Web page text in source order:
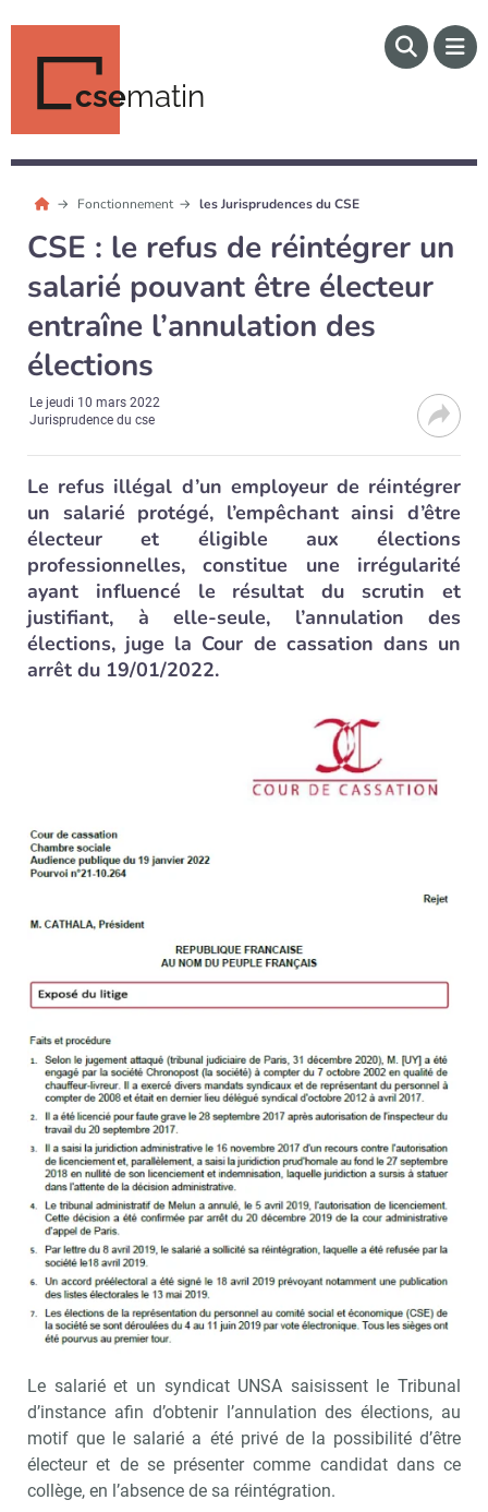
csematin
Fonctionnement les Jurisprudences du CSE
CSE : le refus de réintégrer un
salarié pouvant être électeur
entraîne l’annulation des
élections
Lejeudi 10 mars 2022
Jurisprudence du cse
Le refus illégal d’un employeur de réintégrer
un salarié protégé, l’empêchant ainsi d’être
électeur et éligible aux élections
professionnelles, constitue une irrégularité
ayant influencé le résultat du scrutin et
justifiant, à elle-seule, l’annulation des
élections, juge la Cour de cassation dans un
arrêt du 19/01/2022.
Cass. soc., 19/01/2022, n° 21-10 264 - © D.R.
Le contexte
Un salarié est embauché le 07/10/2002 en qualité de
chauffeur-livreur et exerce plusieurs mandats syndicaux
et électoraux jusqu’en 2017. Il est licencié pour faute
grave le 28/09/2017, après autorisation de l’Inspection
du Travail du 20/09/2017.
Le licenciement est annulé par la Cour administrative
d’appel de Paris le 20/12/2019 et le salarié sollicite sa
réintégration le 08/04/2019. Cependant, la société
refuse de le réintégrer le 18/04/2019 et un accord
préélectoral est signé le 18/04/2019. Les élections au
CSE se déroulent en juin 2019 par vote électronique.
Le salarié et un syndicat UNSA saisissent le Tribunal
d’instance afin d’obtenir l’annulation des élections, au
motif que le salarié a été privé de la possibilité d’être
électeur et de se présenter comme candidat dans ce
collège, en l’absence de sa réintégration.